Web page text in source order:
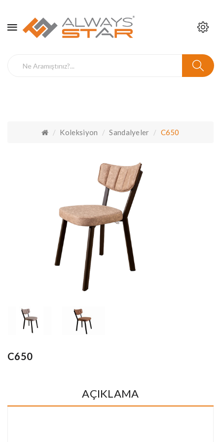
Koleksiyon Sandalyeler C650
C650
AÇIKLAMA